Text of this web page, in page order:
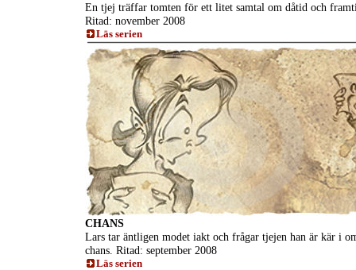
En tjej träffar tomten för ett litet samtal om dåtid och
Ritad: november 2008
Läs serien
CHANS
Lars tar äntligen modet iakt och frågar tjejen han är kär i
chans. Ritad: september 2008
Läs serien